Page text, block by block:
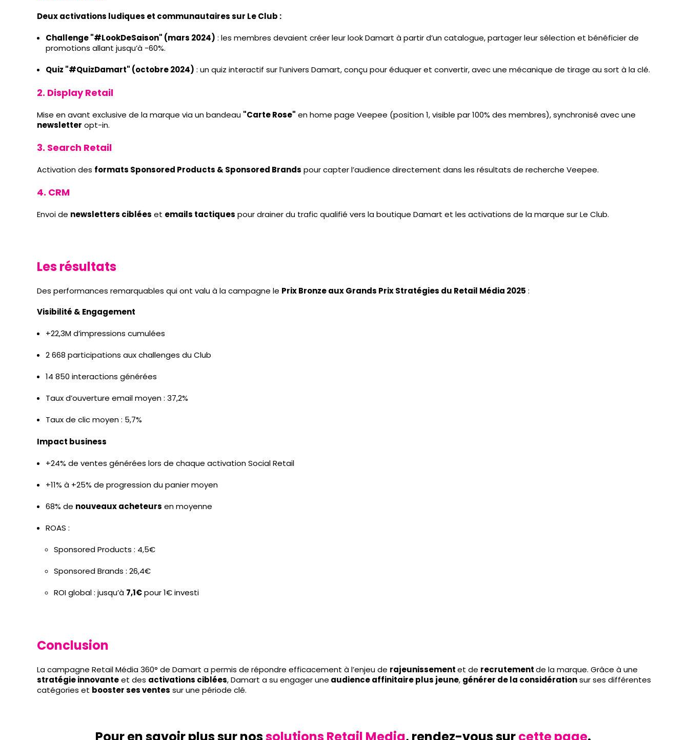
Deux activations ludiques et communautaires sur Le Club :
Challenge "#LookDeSaison" (mars 2024) : les membres devaient créer leur look Damart à partir d’un catalogue, partager leur sélection et bénéficier de
promotions allant jusqu’à -60%.
Quiz "#QuizDamart" (octobre 2024) : un quiz interactif sur l’univers Damart, conçu pour éduquer et convertir, avec une mécanique de tirage au sort à la clé.
2. Display Retail
Mise en avant exclusive de la marque via un bandeau "Carte Rose" en home page Veepee (position 1, visible par 100% des membres), synchronisé avec une
newsletter opt-in.
3. Search Retail
Activation des formats Sponsored Products & Sponsored Brands pour capter l’audience directement dans les résultats de recherche Veepee.
4. CRM
Envoi de newsletters ciblées et emails tactiques pour drainer du trafic qualifié vers la boutique Damart et les activations de la marque sur Le Club.
Les résultats
Des performances remarquables qui ont valu à la campagne le Prix Bronze aux Grands Prix Stratégies du Retail Média 2025 :
Visibilité & Engagement
+22,3M d’impressions cumulées
2 668 participations aux challenges du Club
14 850 interactions générées
Taux d’ouverture email moyen : 37,2%
Taux de clic moyen : 5,7%
Impact business
+24% de ventes générées lors de chaque activation Social Retail
+11% à +25% de progression du panier moyen
68% de nouveaux acheteurs en moyenne
ROAS :
Sponsored Products : 4,5€
Sponsored Brands : 26,4€
ROI global : jusqu’à 7,1€pour 1€ investi
Conclusion
La campagne Retail Média 360° de Damart a permis de répondre efficacement à l’enjeu de rajeunissementet de recrutementde la marque. Grâce à une
stratégie innovanteet des activations ciblées, Damart a su engager une audience affinitaire plus jeune, générer de la considérationsur ses différentes
catégories et booster ses ventes sur une période clé.